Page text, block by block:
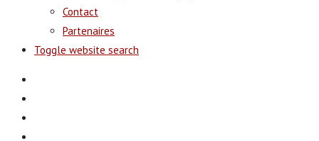
Contact
Partenaires
Toggle website search